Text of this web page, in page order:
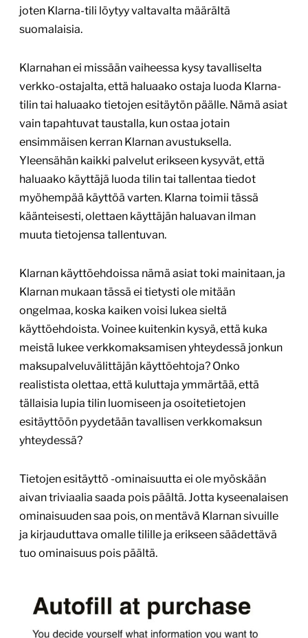
joten Klarna-tili löytyy valtavalta määrältä
suomalaisia.
Klarnahan ei missään vaiheessa kysy tavalliselta
verkko-ostajalta, että haluaako ostaja luoda Klarna-
tilin tai haluaako tietojen esitäytön päälle. Nämä asiat
vain tapahtuvat taustalla, kun ostaa jotain
ensimmäisen kerran Klarnan avustuksella.
Yleensähän kaikki palvelut erikseen kysyvät, että
haluaako käyttäjä luoda tilin tai tallentaa tiedot
myöhempää käyttöä varten. Klarna toimii tässä
käänteisesti, olettaen käyttäjän haluavan ilman
muuta tietojensa tallentuvan.
Klarnan käyttöehdoissa nämä asiat toki mainitaan, ja
Klarnan mukaan tässä ei tietysti ole mitään
ongelmaa, koska kaiken voisi lukea sieltä
käyttöehdoista. Voinee kuitenkin kysyä, että kuka
meistä lukee verkkomaksamisen yhteydessä jonkun
maksupalveluvälittäjän käyttöehtoja? Onko
realistista olettaa, että kuluttaja ymmärtää, että
tällaisia lupia tilin luomiseen ja osoitetietojen
esitäyttöön pyydetään tavallisen verkkomaksun
yhteydessä?
Tietojen esitäyttö -ominaisuutta ei ole myöskään
aivan triviaalia saada pois päältä. Jotta kyseenalaisen
ominaisuuden saa pois, on mentävä Klarnan sivuille
ja kirjauduttava omalle tilille ja erikseen säädettävä
tuo ominaisuus pois päältä.